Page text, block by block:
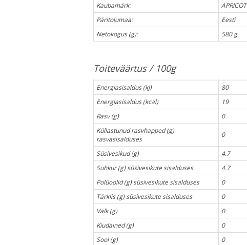
Kaubamärk:
APRICOT
Päritolumaa:
Eesti
Netokogus (g):
580 g
Toiteväärtus / 100g
Energiasisaldus (kJ)
80
Energiasisaldus (kcal)
19
Rasv (g)
0
Küllastunud rasvhapped (g)
rasvasisalduses
0
Süsivesikud (g)
4.7
Suhkur (g) süsivesikute sisalduses
4.7
Polüoolid (g) süsivesikute sisalduses
0
Tärklis (g) süsivesikute sisalduses
0
Valk (g)
0
Kiudained (g)
0
Sool (g)
0